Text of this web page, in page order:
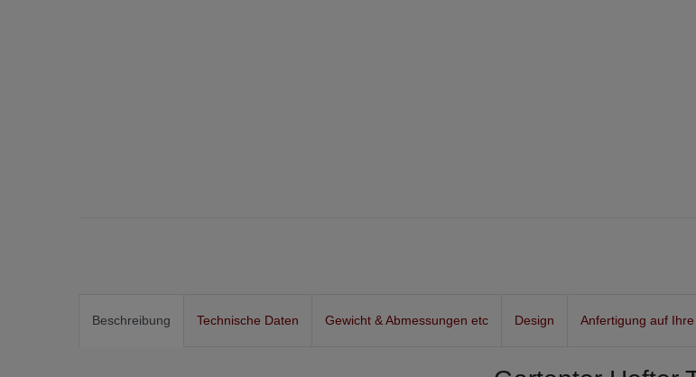
Beschreibung Technische Daten Gewicht & Abmessungen etc Design Anfertigung auf